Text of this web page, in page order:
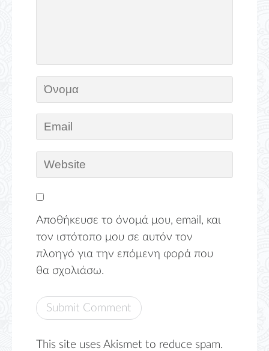
Αποθήκευσε το όνομά μου, email, και
τον ιστότοπο μου σε αυτόν τον
πλοηγό για την επόμενη φορά που
θα σχολιάσω.
This site uses Akismet to reduce spam.